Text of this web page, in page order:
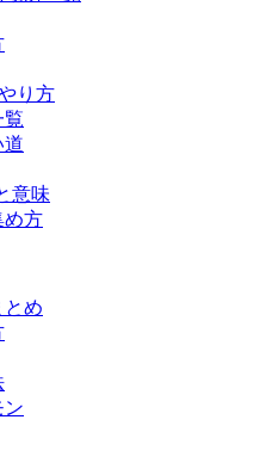
り方
覧
道
意味
め方
め
ン